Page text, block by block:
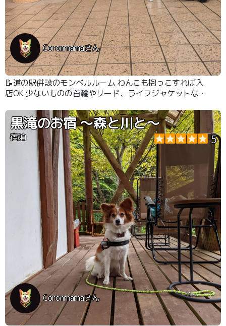
Coronmamaさん
📝道の駅併設のモンベルルーム わんこも抱っこすれば入
店OK 少ないものの首輪やリード、ライフジャケットなど
黒滝のお宿 〜森と川と〜
宿泊 5
Coronmamaさん